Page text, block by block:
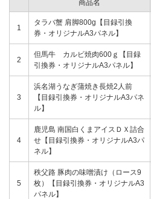
商品名
1
タラバ蟹 肩脚800g【目録引換
券・オリジナルA3パネル】
2
但馬牛 カルビ焼肉600ｇ【目録
引換券・オリジナルA3パネル】
3
浜名湖うなぎ蒲焼き長焼2人前
【目録引換券・オリジナルA3パネ
ル】
4
鹿児島 南国白くまアイスＤＸ詰合
せ【目録引換券・オリジナルA3パ
ネル】
5
秩父路 豚肉の味噌漬け（ロース9
枚）【目録引換券・オリジナルA3
パネル】